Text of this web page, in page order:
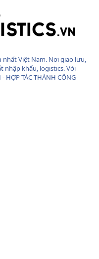
nhất Việt Nam. Nơi giao lưu,
nhập khẩu, logistics. Với
HỢP TÁC THÀNH CÔNG